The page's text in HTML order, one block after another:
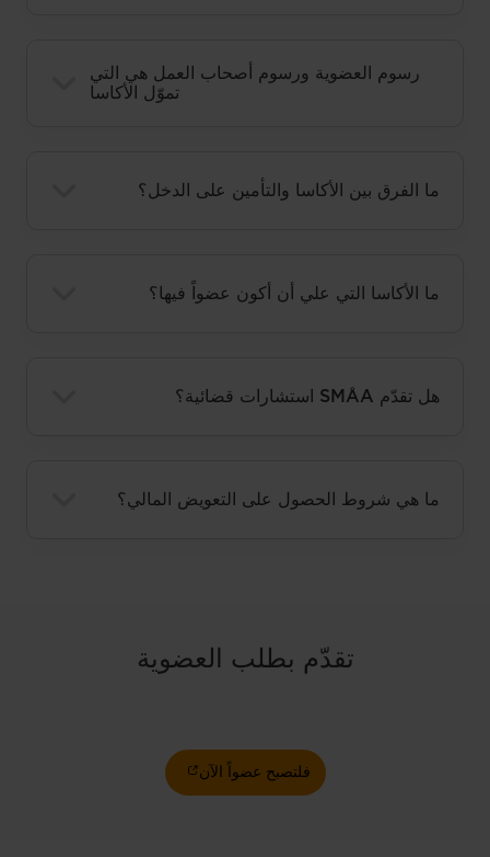
رسوم العضوية ورسوم أصحاب العمل هي التي
تموّل الأكاسا
ما الفرق بين الأكاسا والتأمين على الدخل؟
ما الأكاسا التي علي أن أكون عضواً فيها؟
هل تقدّم SMÅA استشارات قضائية؟
ما هي شروط الحصول على التعويض المالي؟
تقدّم بطلب العضوية
فلتصبح عضواً الآن